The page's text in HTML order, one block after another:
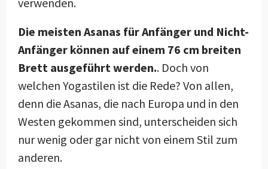
Die meisten Asanas für Anfänger und Nicht-
Anfänger können auf einem 76 cm breiten
Brett ausgeführt werden.. Doch von
welchen Yogastilen ist die Rede? Von allen,
denn die Asanas, die nach Europa und in den
Westen gekommen sind, unterscheiden sich
nur wenig oder gar nicht von einem Stil zum
anderen.